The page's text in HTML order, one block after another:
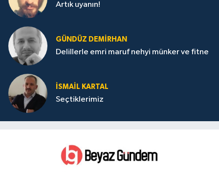
Artık uyanın!
GÜNDÜZ DEMIRHAN
Delillerle emri maruf nehyi münker ve fitne
İSMAIL KARTAL
Seçtiklerimiz